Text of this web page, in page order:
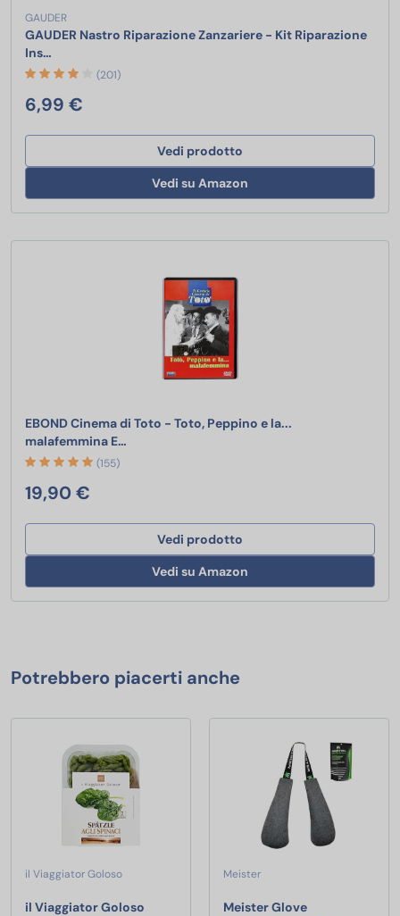
GAUDER
GAUDER Nastro Riparazione Zanzariere - Kit Riparazione
Ins…
(201)
6,99 €
Vedi prodotto
Vedi su Amazon
EBOND Cinema di Toto - Toto, Peppino e la...
malafemmina E…
(155)
19,90 €
Vedi prodotto
Vedi su Amazon
Potrebbero piacerti anche
il Viaggiator Goloso
il Viaggiator Goloso
Meister
Meister Glove